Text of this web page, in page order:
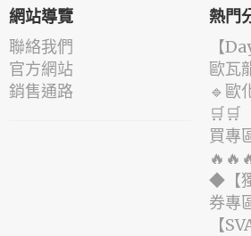
網站導覽
聯絡我們
官方網站
銷售通路
熱門
【
歐瓦
🔹歐
🛒🛒
買專
◆【
券專
【